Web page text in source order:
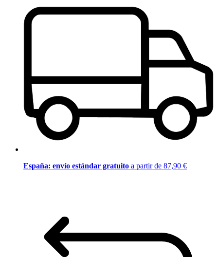
España: envío estándar gratuito a partir de 87,90 €